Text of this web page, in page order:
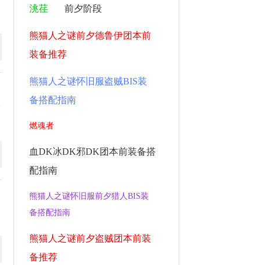
洮荏 前夕阶段
熊猫人之谜前夕德鲁伊团本前
装备推荐
熊猫人之谜怀旧服盗贼BIS装
备搭配指南
燃魂者
血DK冰DK邪DK团本前装备搭
配指南
熊猫人之谜怀旧服前夕猎人BIS装
备搭配指南
熊猫人之谜前夕盗贼团本前装
备推荐